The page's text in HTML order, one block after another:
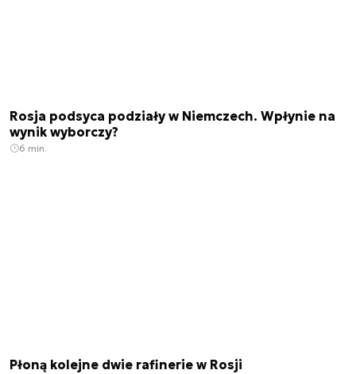
Rosja podsyca podziały w Niemczech. Wpłynie na
wynik wyborczy?
6 min.
Płoną kolejne dwie rafinerie w Rosji